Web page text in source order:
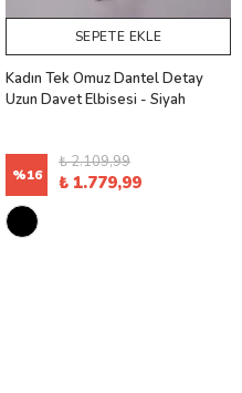
SEPETE EKLE
Kadın Tek Omuz Dantel Detay
Uzun Davet Elbisesi - Siyah
%16
₺ 2.109,99
₺ 1.779,99